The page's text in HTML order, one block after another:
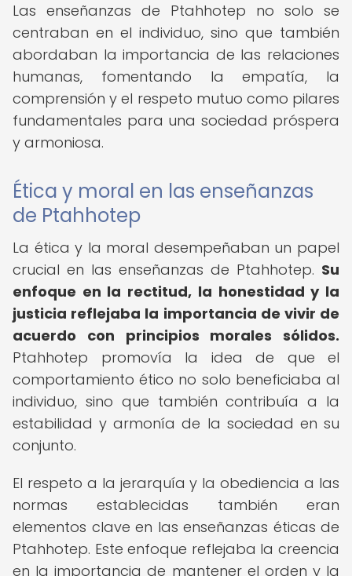
Las enseñanzas de Ptahhotep no solo se
centraban en el individuo, sino que también
abordaban la importancia de las relaciones
humanas, fomentando la empatía, la
comprensión y el respeto mutuo como pilares
fundamentales para una sociedad próspera
y armoniosa.
Ética y moral en las enseñanzas
de Ptahhotep
La ética y la moral desempeñaban un papel
crucial en las enseñanzas de Ptahhotep. Su
enfoque en la rectitud, la honestidad y la
justicia reflejaba la importancia de vivir de
acuerdo con principios morales sólidos.
Ptahhotep promovía la idea de que el
comportamiento ético no solo beneficiaba al
individuo, sino que también contribuía a la
estabilidad y armonía de la sociedad en su
conjunto.
El respeto a la jerarquía y la obediencia a las
normas establecidas también eran
elementos clave en las enseñanzas éticas de
Ptahhotep. Este enfoque reflejaba la creencia
en la importancia de mantener el orden y la